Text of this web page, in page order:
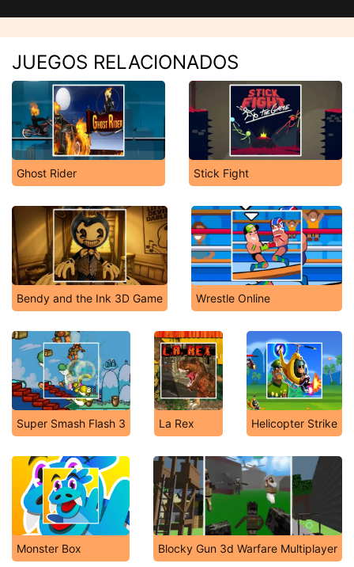
JUEGOS RELACIONADOS
Ghost Rider Stick Fight
Bendy and the Ink 3D Game Wrestle Online
Super Smash Flash 3 La Rex Helicopter Strike
Monster Box Blocky Gun 3d Warfare Multiplayer